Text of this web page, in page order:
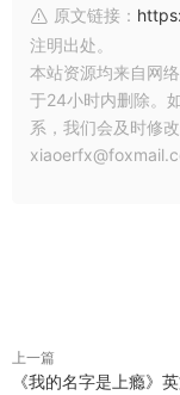
原文链接：
注明出处。
本站资源均来自网
于24小时内删除。
系，我们会及时修
上一篇
《我的名字是上瘾》